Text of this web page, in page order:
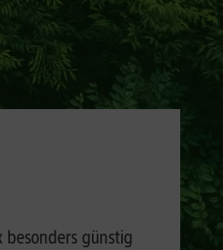
besonders günstig